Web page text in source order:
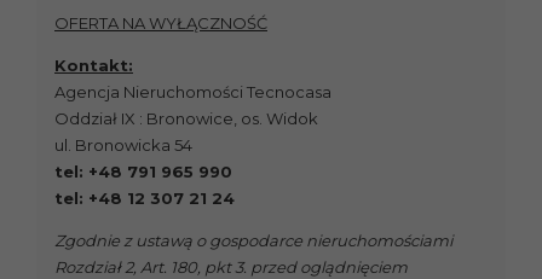
OFERTA NA WYŁĄCZNOŚĆ
Kontakt:
Agencja Nieruchomości Tecnocasa
Oddział IX : Bronowice, os. Widok
ul. Bronowicka 54
tel: +48 791 965 990
tel: +48 12 307 21 24
Zgodnie z ustawą o gospodarce nieruchomościami
Rozdział 2, Art. 180, pkt 3. przed oglądnięciem